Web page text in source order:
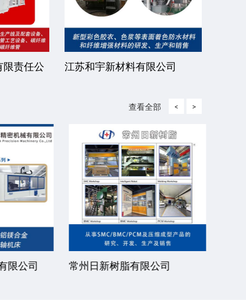
限责任公
江苏和宇新材料有限公司
查看全部 <
限公司 常州日新树脂有限公司
>